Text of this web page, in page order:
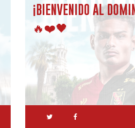
¡BIENVENIDO AL
🔥❤️🖤